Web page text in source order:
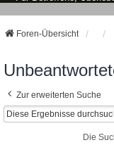
Foren-Übersicht
Zur erweiterten Suche
Die